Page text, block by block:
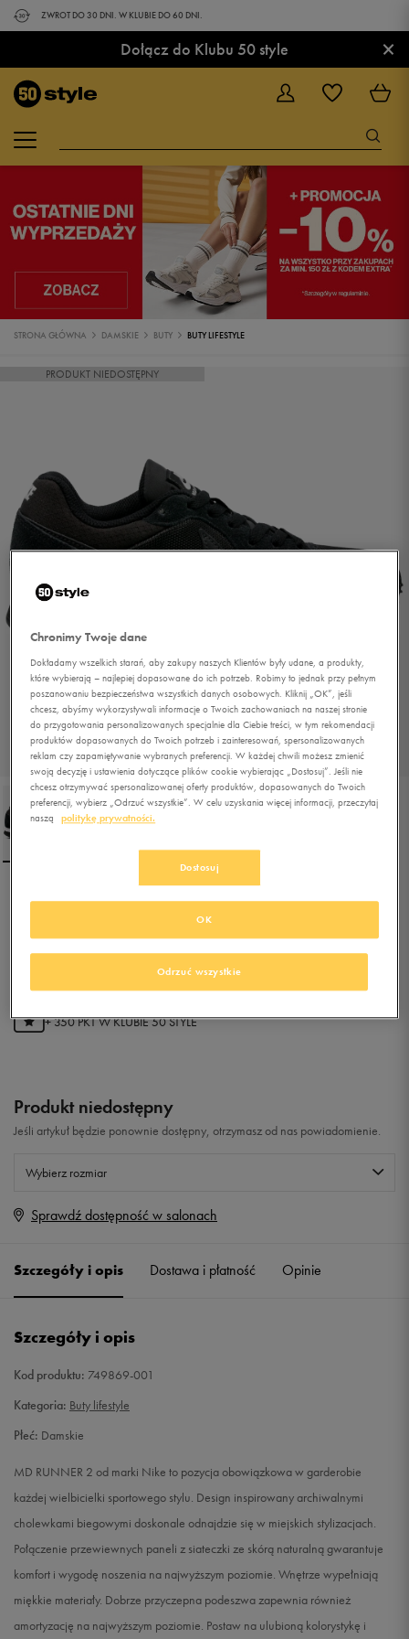
ZWROT DO 30 DNI. W KLUBIE DO 60 DNI.
Dołącz do Klubu 50 style ×
STRONA GŁÓWNA DAMSKIE BUTY BUTY LIFESTYLE
PRODUKT NIEDOSTĘPNY
NIKE MD RUNNER 2
69,99złz Vat
+ 350 PKT WKLUBIE 50 STYLE
Produkt niedostępny
Jeśli artykuł będzie ponownie dostępny, otrzymasz od nas powiadomienie.
Wybierz rozmiar
Rozmiary EU
38 24 cm
39 25 cm Powiadom o dostępności
26 cm Powiadom o dostępności
41 26,5 cm Powiadom o dostępności
Sprawdź dostępność w salonach
Szczegóły i opis Dostawa i płatność Opinie
Szczegóły i opis
Kod produktu: 749869-001
Kategoria: Buty lifestyle
Płeć: Damskie
MD RUNNER 2 od marki Nike to pozycja obowiązkowa w garderobie
każdej wielbicielki sportowego stylu. Design inspirowany archiwalnymi
cholewkami biegowymi doskonale odnajdzie się w miejskich stylizacjach.
Połączenie przewiewnych paneli z siateczki ze skórą naturalną gwarantuje
komfort i wygodę noszenia na najwyższym poziomie. Wnętrze wypełniają
miękkie materiały. Dobrze przyczepna podeszwa zapewnia również
amortyzację na najwyższym poziomie. Postaw na ulubioną kolorystykę i
Chronimy Twoje dane
Dokładamy wszelkich starań, aby zakupy naszych Klientów były udane, a produkty,
które wybierają – najlepiej dopasowane do ich potrzeb. Robimy to jednak przy pełnym
poszanowaniu bezpieczeństwa wszystkich danych osobowych. Kliknij „OK”, jeśli
chcesz, abyśmy wykorzystywali informacje o Twoich zachowaniach na naszej stronie
do przygotowania personalizowanych specjalnie dla Ciebie treści, w tym rekomendacji
produktów dopasowanych do Twoich potrzeb i zainteresowań, spersonalizowanych
reklam czy zapamiętywanie wybranych preferencji. W każdej chwili możesz zmienić
swoją decyzję i ustawienia dotyczące plików cookie wybierając „Dostosuj”. Jeśli nie
chcesz otrzymywać spersonalizowanej oferty produktów, dopasowanych do Twoich
preferencji, wybierz „Odrzuć wszystkie”. W celu uzyskania więcej informacji, przeczytaj
naszą
politykę prywatności.
Dostosuj
Odrzuć wszystkie
OK